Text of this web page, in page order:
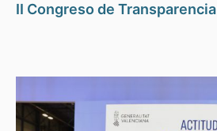
II Congreso de Transparencia